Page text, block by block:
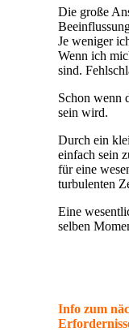
Die große
Je weniger
Wenn ich
sind.
Schon wenn
sein wird.
Durch ein
einfach sein
für eine
turbulenten
Eine
selben
Info zum